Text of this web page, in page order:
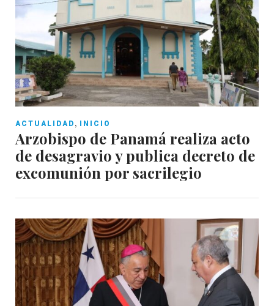
ACTUALIDAD , INICIO
Arzobispo de Panamá realiza acto
de desagravio y publica decreto de
excomunión por sacrilegio